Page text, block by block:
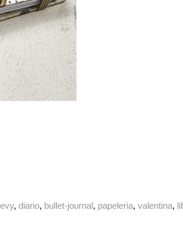
diario bullet-journal papeleria valentina